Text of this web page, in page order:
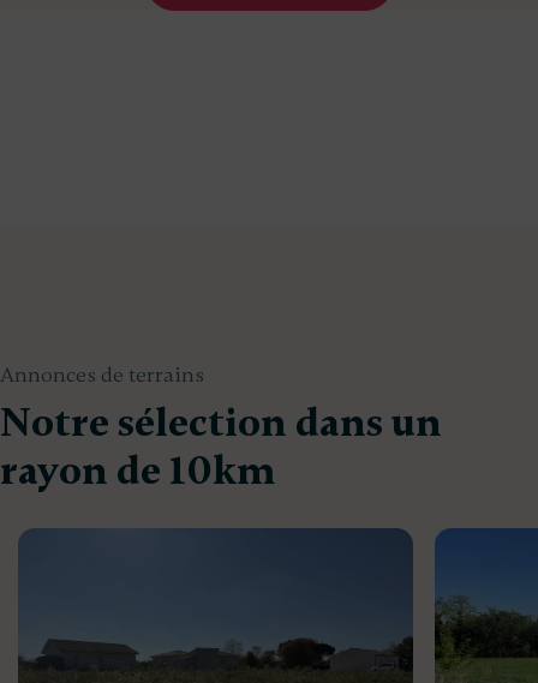
Annonces de terrains
Notre sélection dans un
rayon de 10km